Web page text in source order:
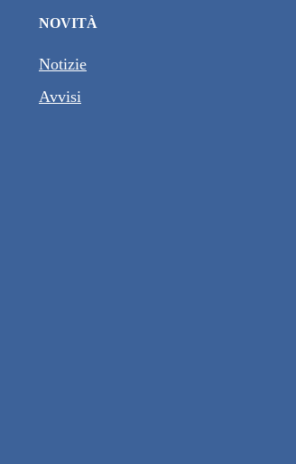
NOVITÀ
Notizie
Avvisi